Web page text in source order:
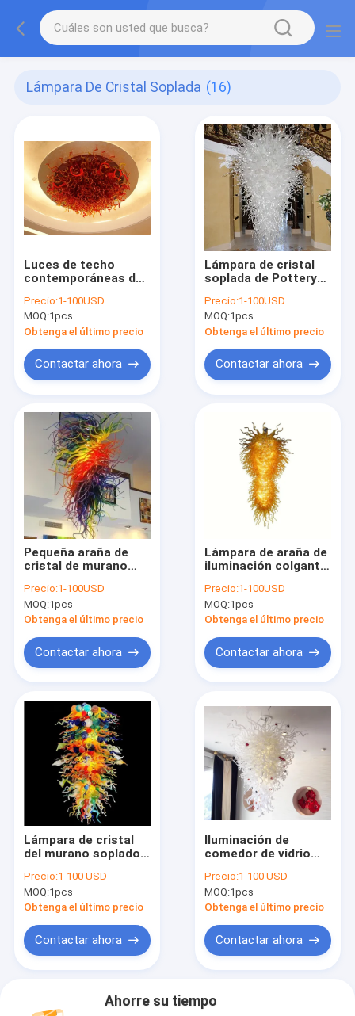
Lámpara De Cristal Soplada (16)
Luces de techo
contemporáneas de
blanca para la cocina
del dormitorio de la
sala de estar (WH-
GB-16)
Precio:1-100USD
MOQ:1pcs
Obtenga el último precio
Contactar ahora
Lámpara de cristal
soplada de Pottery
del dormitorio de la
sala de estar (WH-
BG-15)
Precio:1-100USD
MOQ:1pcs
Obtenga el último precio
Contactar ahora
Pequeña araña de
cristal de murano
dormitorio de sala de
estar (WH-BG-14)
Precio:1-100USD
MOQ:1pcs
Obtenga el último precio
Contactar ahora
Lámpara de araña de
iluminación colgante
mano italiano (WH-
BG-13)
Precio:1-100USD
MOQ:1pcs
Obtenga el último precio
Contactar ahora
Lámpara de cristal
del murano soplado
accesorios de
iluminación del
dormitorio de la sala
Precio:1-100 USD
MOQ:1pcs
Obtenga el último precio
Contactar ahora
Iluminación de
comedor de vidrio
lámparas
domésticas (WH-GB-
11)
Precio:1-100 USD
MOQ:1pcs
Obtenga el último precio
Contactar ahora
Ahorre su tiempo